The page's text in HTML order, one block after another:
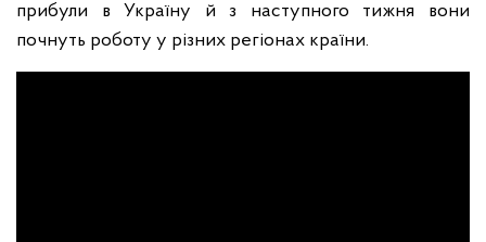
прибули в Україну й з наступного тижня вони
почнуть роботу у різних регіонах країни.